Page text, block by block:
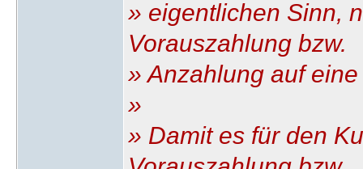
» eigentlichen Sinn,
Vorauszahlung bzw.
» Anzahlung auf
»
» Damit es für den